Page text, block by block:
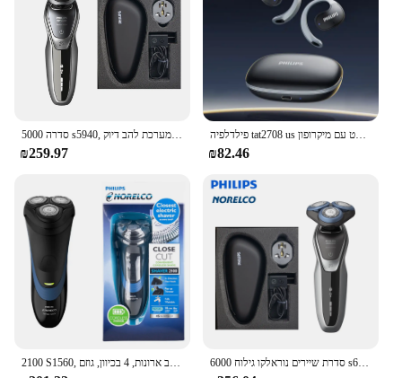
allowing you to capture high-quality images and
videos without interruption. Whether you're
shooting a wedding, a commercial, or a vlog, this
camera support will be your trusted companion.
₪259.97
פילדלפיה tat2708 us אלחוטית אוזניות רעש ביטול רעשי משחק אוזניות סיבולת ארוכה עמיד למים ספורט עם מיקרופון
₪82.46
2100 S1560, רטוב/יבש, מערכת להב ארונות, רטובות/יבש, מערכת להב ארונות, 4 בכיוון, גוזם סדרת שיירים נוראלקו גילוח 6000 s6540, רטוב ויבש, ללא אריזה מקורית, תשלום מהיר